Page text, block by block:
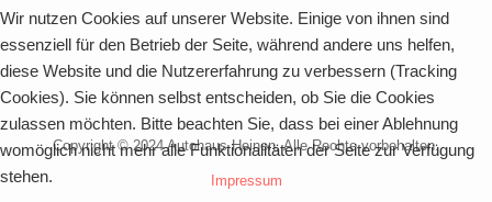
Copyright © 2024 Autohaus Heinen. Alle Rechte vorbehalten.
Impressum
Wir nutzen Cookies auf unserer Website. Einige von ihnen sind
essenziell für den Betrieb der Seite, während andere uns helfen,
diese Website und die Nutzererfahrung zu verbessern (Tracking
Cookies). Sie können selbst entscheiden, ob Sie die Cookies
zulassen möchten. Bitte beachten Sie, dass bei einer Ablehnung
womöglich nicht mehr alle Funktionalitäten der Seite zur Verfügung
stehen.